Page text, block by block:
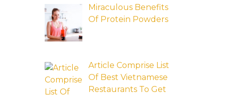
Miraculous Benefits
Of Protein Powders
Article Comprise List
Of Best Vietnamese
Restaurants To Get